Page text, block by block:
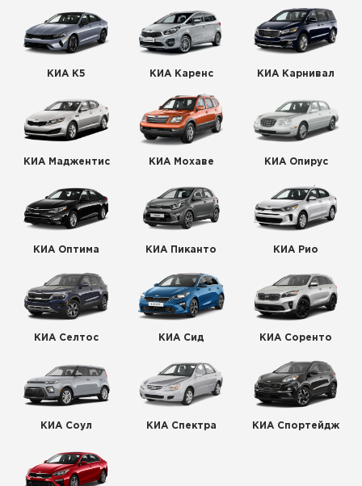
КИА К5 КИА Каренс КИА Карнивал
КИА Маджентис КИА Мохаве КИА Опирус
КИА Оптима КИА Пиканто КИА Рио
КИА Селтос КИА Сид КИА Соренто
КИА Соул КИА Спектра КИА Спортейдж